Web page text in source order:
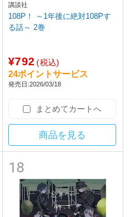
講談社
108P！ ～1年後に絶対108Pす
る話～ 2巻
¥792 (税込)
24ポイントサービス
発売日:2026/03/18
まとめてカートへ
商品を見る
18